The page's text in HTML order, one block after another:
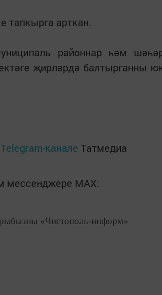
тапкырга арткан.
районнар һәм
җирләрдә балтырганны
Telegram-канале Татмедиа
мессенджере MАХ:
«Чистополь-информ»